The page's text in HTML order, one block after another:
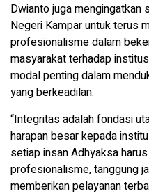
Dwianto juga mengingatkan
Negeri Kampar untuk terus
profesionalisme dalam
masyarakat terhadap
modal penting dalam
yang berkeadilan.
“Integritas adalah fondasi
harapan besar kepada
setiap insan Adhyaksa
profesionalisme, tanggung
memberikan pelayanan